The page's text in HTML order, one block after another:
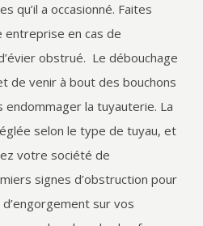
qu’il a occasionné. Faites
entreprise en cas de
obstrué. Le débouchage
de venir à bout des bouchons
la tuyauterie. La
selon le type de tuyau, et
votre société de
signes d’obstruction pour
sur vos